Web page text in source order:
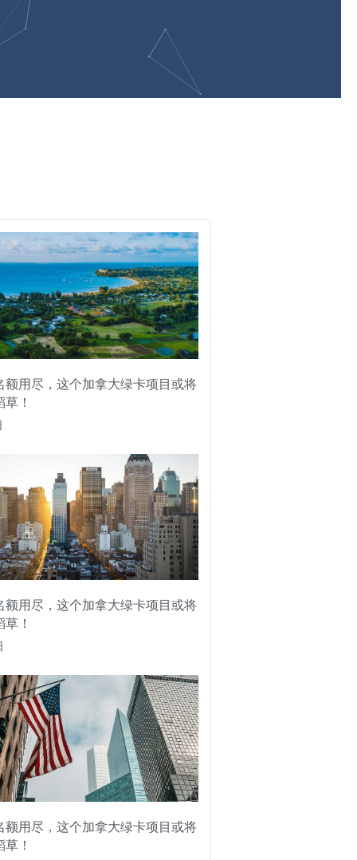
额用尽，这个加拿大绿卡项目或将
！
额用尽，这个加拿大绿卡项目或将
！
额用尽，这个加拿大绿卡项目或将
！